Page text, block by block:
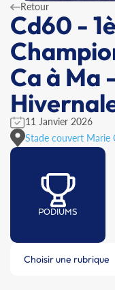
Retour
Cd60 -
Ca à Ma
11 Janvier 2026
Stade couvert Marie
PODIUMS
Choisir une rubrique